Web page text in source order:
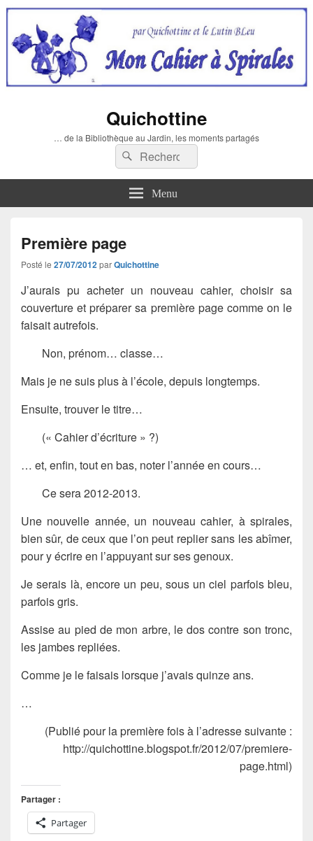
Quichottine
… de la Bibliothèque au Jardin, les moments partagés
Recherche :
Rechercher
Menu
Première page
Posté le 27/07/2012 parQuichottine
J’aurais pu acheter un nouveau cahier, choisir sa
couverture et préparer sa première page comme on le
faisait autrefois.
Non, prénom… classe…
Mais je ne suis plus à l’école, depuis longtemps.
Ensuite, trouver le titre…
(« Cahier d’écriture » ?)
… et, enfin, tout en bas, noter l’année en cours…
Ce sera 2012-2013.
Une nouvelle année, un nouveau cahier, à spirales,
bien sûr, de ceux que l’on peut replier sans les abîmer,
pour y écrire en l’appuyant sur ses genoux.
Je serais là, encore un peu, sous un ciel parfois bleu,
parfois gris.
Assise au pied de mon arbre, le dos contre son tronc,
les jambes repliées.
Comme je le faisais lorsque j’avais quinze ans.
…
(Publié pour la première fois à l’adresse suivante :
http://quichottine.blogspot.fr/2012/07/premiere-
page.html)
Partager :
Partager